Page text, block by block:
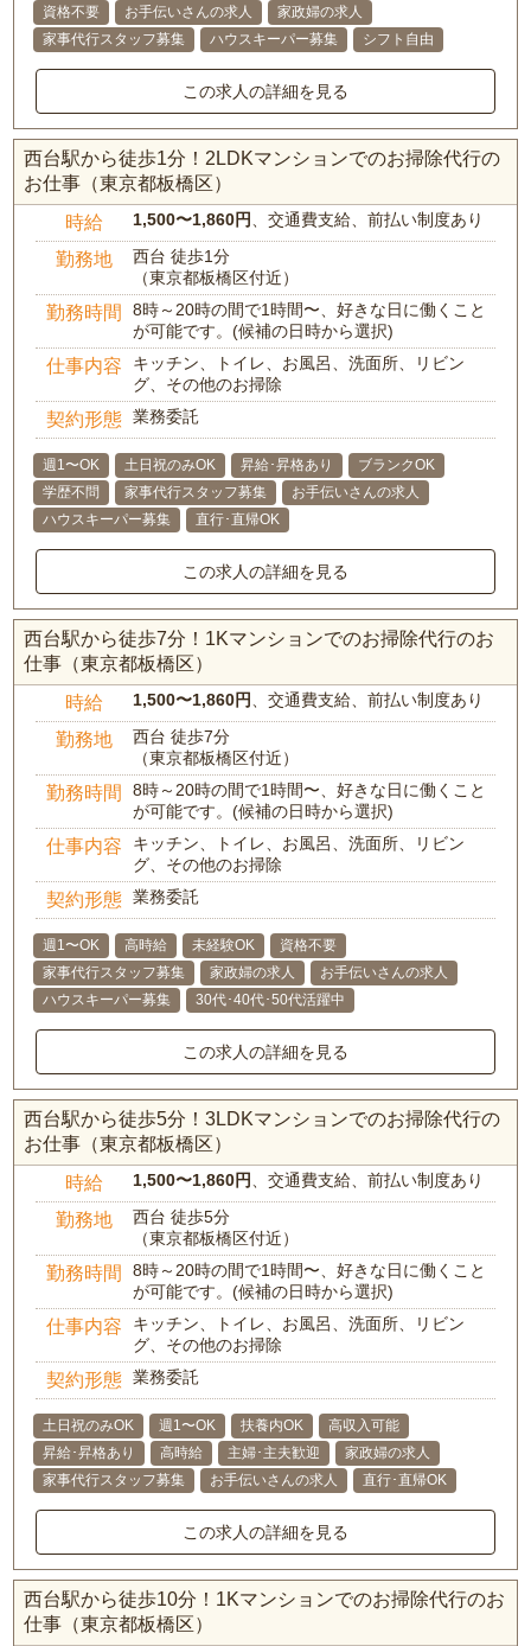
資格不要 お手伝いさんの求人
家政婦の求人
家事代行スタッフ募集
ハウスキーパー募集 シフト自由
この求人の詳細を見る
西台駅から徒歩1分！2LDKマンションでのお掃除代行の
お仕事（東京都板橋区）
時給 1,500〜1,860円 、交通費支給、前払い制度あり
勤務地
西台 徒歩1分
（東京都板橋区付近）
勤務時間
8時～20時の間で1時間〜、好きな日に働くこと
が可能です。(候補の日時から選択)
仕事内容
キッチン、トイレ、お風呂、洗面所、リビン
グ、その他のお掃除
契約形態 業務委託
週1〜OK 土日祝のみOK 昇給･昇格あり
ブランクOK
学歴不問
家事代行スタッフ募集
お手伝いさんの求人
ハウスキーパー募集
直行･直帰OK
この求人の詳細を見る
西台駅から徒歩7分！1Kマンションでのお掃除代行のお
仕事（東京都板橋区）
時給 1,500〜1,860円 、交通費支給、前払い制度あり
勤務地
西台 徒歩7分
（東京都板橋区付近）
勤務時間
8時～20時の間で1時間〜、好きな日に働くこと
が可能です。(候補の日時から選択)
仕事内容
キッチン、トイレ、お風呂、洗面所、リビン
グ、その他のお掃除
契約形態 業務委託
週1〜OK 高時給 未経験OK
資格不要
家事代行スタッフ募集
家政婦の求人
お手伝いさんの求人
ハウスキーパー募集
30代･40代･50代活躍中
この求人の詳細を見る
西台駅から徒歩5分！3LDKマンションでのお掃除代行の
お仕事（東京都板橋区）
時給 1,500〜1,860円 、交通費支給、前払い制度あり
勤務地
西台 徒歩5分
（東京都板橋区付近）
勤務時間
8時～20時の間で1時間〜、好きな日に働くこと
が可能です。(候補の日時から選択)
仕事内容
キッチン、トイレ、お風呂、洗面所、リビン
グ、その他のお掃除
契約形態 業務委託
土日祝のみOK 週1〜OK 扶養内OK
高収入可能
昇給･昇格あり
高時給 主婦･主夫歓迎
家政婦の求人
家事代行スタッフ募集
お手伝いさんの求人 直行･直帰OK
この求人の詳細を見る
西台駅から徒歩10分！1Kマンションでのお掃除代行のお
仕事（東京都板橋区）